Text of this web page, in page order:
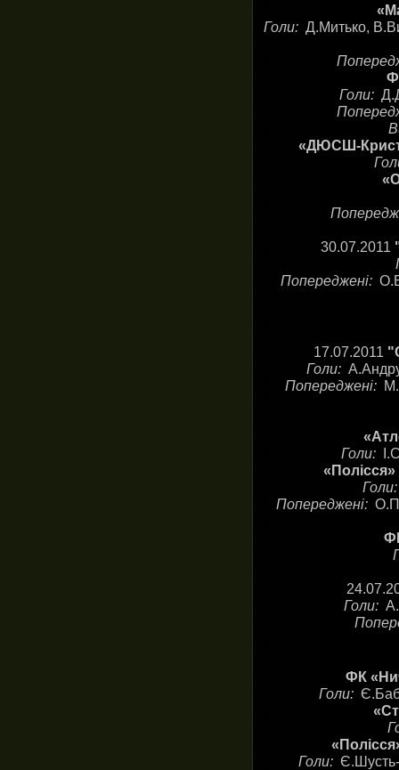
Голи: Д.Митько,
Голи:
«ДЮСШ-
30.07.2011
Попереджені:
17.07.2011
Голи:
Попереджені:
Голи:
Попереджені:
Голи:
ФК
Голи:
Голи: